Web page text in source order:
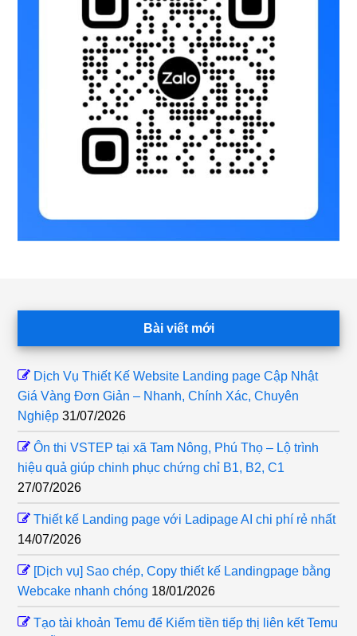
Bài viết mới
Dịch Vụ Thiết Kế Website Landing page Cập Nhật
Giá Vàng Đơn Giản – Nhanh, Chính Xác, Chuyên
Nghiệp 31/07/2026
Ôn thi VSTEP tại xã Tam Nông, Phú Thọ – Lộ trình
hiệu quả giúp chinh phục chứng chỉ B1, B2, C1
27/07/2026
Thiết kế Landing page với Ladipage AI chi phí rẻ nhất
14/07/2026
[Dịch vụ] Sao chép, Copy thiết kế Landingpage bằng
Webcake nhanh chóng 18/01/2026
Tạo tài khoản Temu để Kiếm tiền tiếp thị liên kết Temu